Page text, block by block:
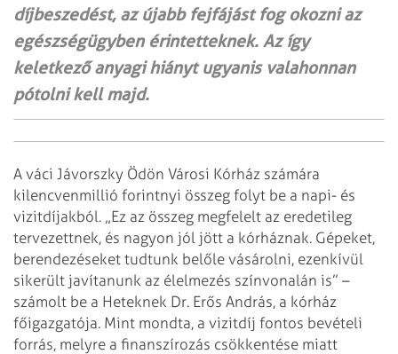
díjbeszedést, az újabb fejfájást fog okozni az
egészségügyben érintetteknek. Az így
keletkező anyagi hiányt ugyanis valahonnan
pótolni kell majd.
A váci Jávorszky Ödön Városi Kórház számára
kilencvenmillió forintnyi összeg folyt be a napi- és
vizitdíjakból. „Ez az összeg megfelelt az eredetileg
tervezettnek, és nagyon jól jött a kórháznak. Gépeket,
berendezéseket tudtunk belőle vásárolni, ezenkívül
sikerült javítanunk az élelmezés színvonalán is” –
számolt be a Heteknek Dr. Erős András, a kórház
főigazgatója. Mint mondta, a vizitdíj fontos bevételi
forrás, melyre a finanszírozás csökkentése miatt